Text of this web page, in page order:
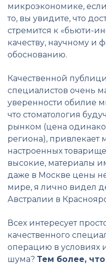
микроэкономике, если
то, вы увидите, что
стремится к «бьюти-
качеству, научному и
обоснованию.
Качественной
специалистов очень
уверенности обилие
что стоматология
рынком (цена
региона), привлекает
настроенных
высокие, материалы
даже в Москве цены
мире, я лично видел
Австралии в
Всех интересует
качественного
операцию в условиях
шума? Тем более,